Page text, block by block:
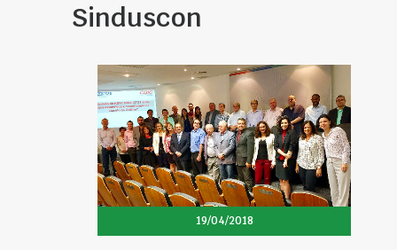
Sinduscon
19/04/2018